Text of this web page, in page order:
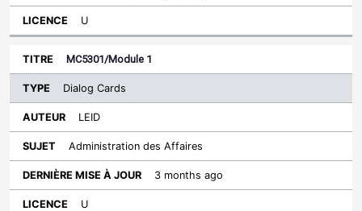
U
MC5301/Module 1
Dialog Cards
LEID
Administration des Affaires
3 months ago
U